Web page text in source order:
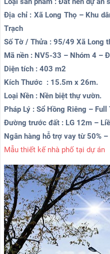
Địa chỉ : Xã Long Thọ – Khu
Trạch
Số Tờ / Thửa : 95/49 Xã Long
Mã nền : NV5-33 – Nhóm 4 –
Diện tích : 403 m2
Kích Thước : 15.5m x 26m.
Loại Nền : Nền biệt thự vườn.
Pháp Lý : Sổ Hồng Riêng – Full
Đường trước đất : LG 12m –
Ngân hàng hỗ trợ vay từ 50% –
Mẫu thiết kế nhà phố tại dự án